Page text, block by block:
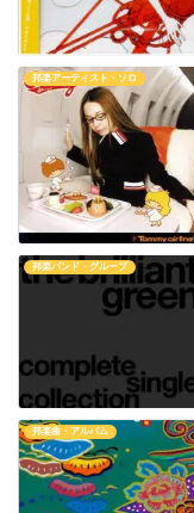
邦楽アーティスト・ソロ
邦楽バンド・グループ
邦楽曲・アルバム